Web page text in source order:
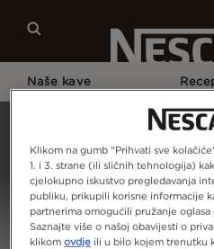
Naše kave
Prijava
Klikom na gumb "Prihvati sve
1. i 3. strane (ili sličnih tehnologija)
cjelokupno iskustvo pregledavanja
publiku, prikupili korisne informacije
partnerima omogućili pružanje
Saznajte više o našoj obavijesti o
klikomovdje ili u bilo kojem trenutku